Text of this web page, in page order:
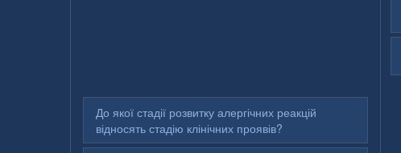
До якої стадії розвитку алергічних реакцій
відносять стадію клінічних проявів?